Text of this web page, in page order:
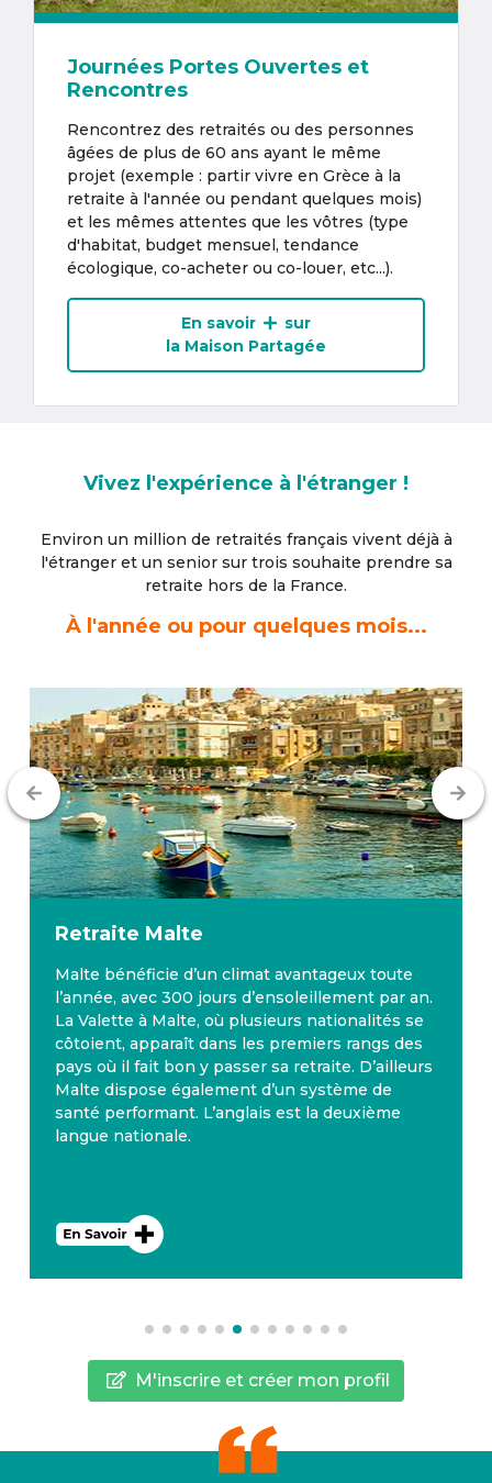
Journées Portes Ouvertes et
Rencontres
Rencontrez des retraités ou des personnes
âgées de plus de 60 ans ayant le même
projet (exemple : partir vivre en Grèce à la
retraite à l'année ou pendant quelques mois)
et les mêmes attentes que les vôtres (type
d'habitat, budget mensuel, tendance
écologique, co-acheter ou co-louer, etc...).
En savoir
sur
la Maison Partagée
Vivez l'expérience à l'étranger !
Environ un million de retraités français vivent déjà à
l'étrangeret un senior sur trois souhaite prendre sa
retraite hors de la France.
À l'année ou pour quelques mois...
Retraite Malte
Malte bénéficie d’un climat avantageux toute
l’année, avec 300 jours d’ensoleillement par an.
La Valette à Malte, où plusieurs nationalités se
côtoient, apparaît dans les premiers rangs des
pays où il fait bon y passer sa retraite. D’ailleurs
Malte dispose également d’un système de
santé performant. L’anglais est la deuxième
langue nationale.
M'inscrire et créer mon profil